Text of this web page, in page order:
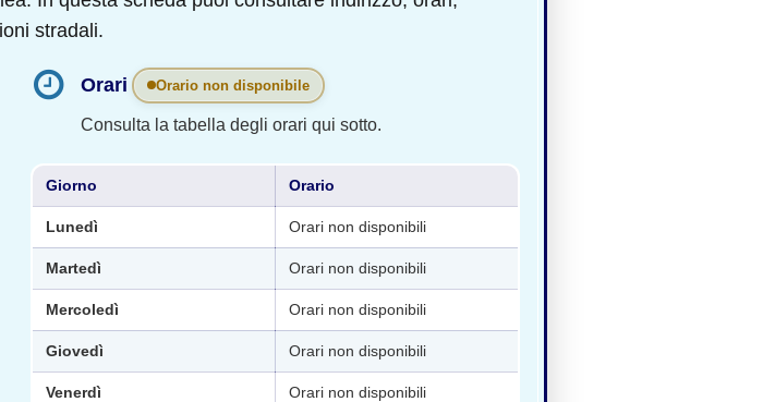
stradali.
Orari Orario non disponibile
Consulta la tabella degli orari qui sotto.
Giorno Orario
Lunedì Orari non disponibili
Martedì Orari non disponibili
Mercoledì Orari non disponibili
Giovedì Orari non disponibili
Venerdì Orari non disponibili